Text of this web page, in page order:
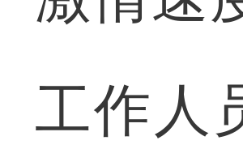
工作人